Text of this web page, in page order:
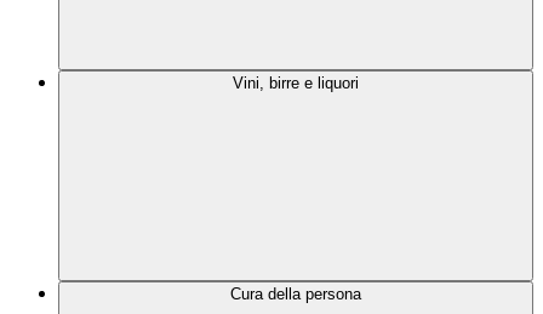
Vini, birre e liquori
Cura della persona